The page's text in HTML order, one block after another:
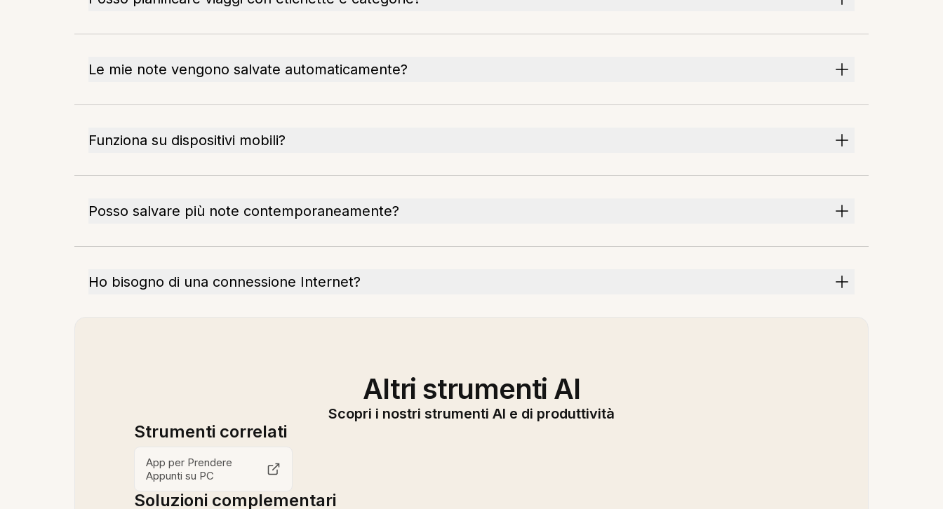
Le mie note vengono salvate automaticamente?
Funziona su dispositivi mobili?
Posso salvare più note contemporaneamente?
Ho bisogno di una connessione Internet?
Altri strumenti AI
Scopri i nostri strumenti AI e di produttività
Strumenti correlati
App per Prendere
Appunti su PC
Soluzioni complementari